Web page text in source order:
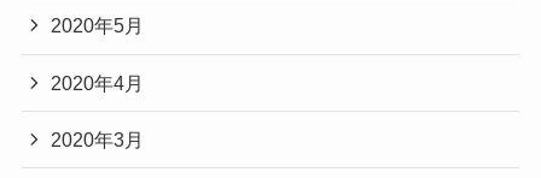
2020年5月
2020年4月
2020年3月